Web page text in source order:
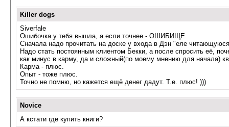
Killer dogs
Siverfale
Ошибочка у тебя вышла, а если точнее - ОШИБИЩЕ.
Сначала надо прочитать на доске у входа в Дэн "еле
Надо стать постоянным клиентом Бекки, а после спросить её,
как минус в карму, да и сложный(по моему мнению для начала)
Карма - плюс.
Опыт - тоже плюс.
Точно не помню, но кажется ещё денег дадут. Т.е. плюс! )))
Novice
А кстати где купить книги?